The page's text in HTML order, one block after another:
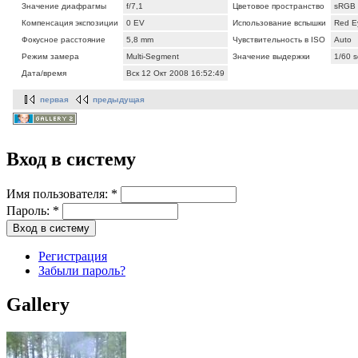
Значение диафрагмы
f/7,1 Цветовое пространство
sRGB
Компенсация экспозиции
0 EV Использование вспышки
Red
Фокусное расстояние
5,8 mm Чувствительность в ISO
Auto
Режим замера
Multi-Segment Значение выдержки
1/60
Дата/время
Вск 12 Окт 2008 16:52:49
первая предыдущая
Вход в систему
Имя пользователя: *
Пароль: *
Регистрация
Забыли пароль?
Gallery